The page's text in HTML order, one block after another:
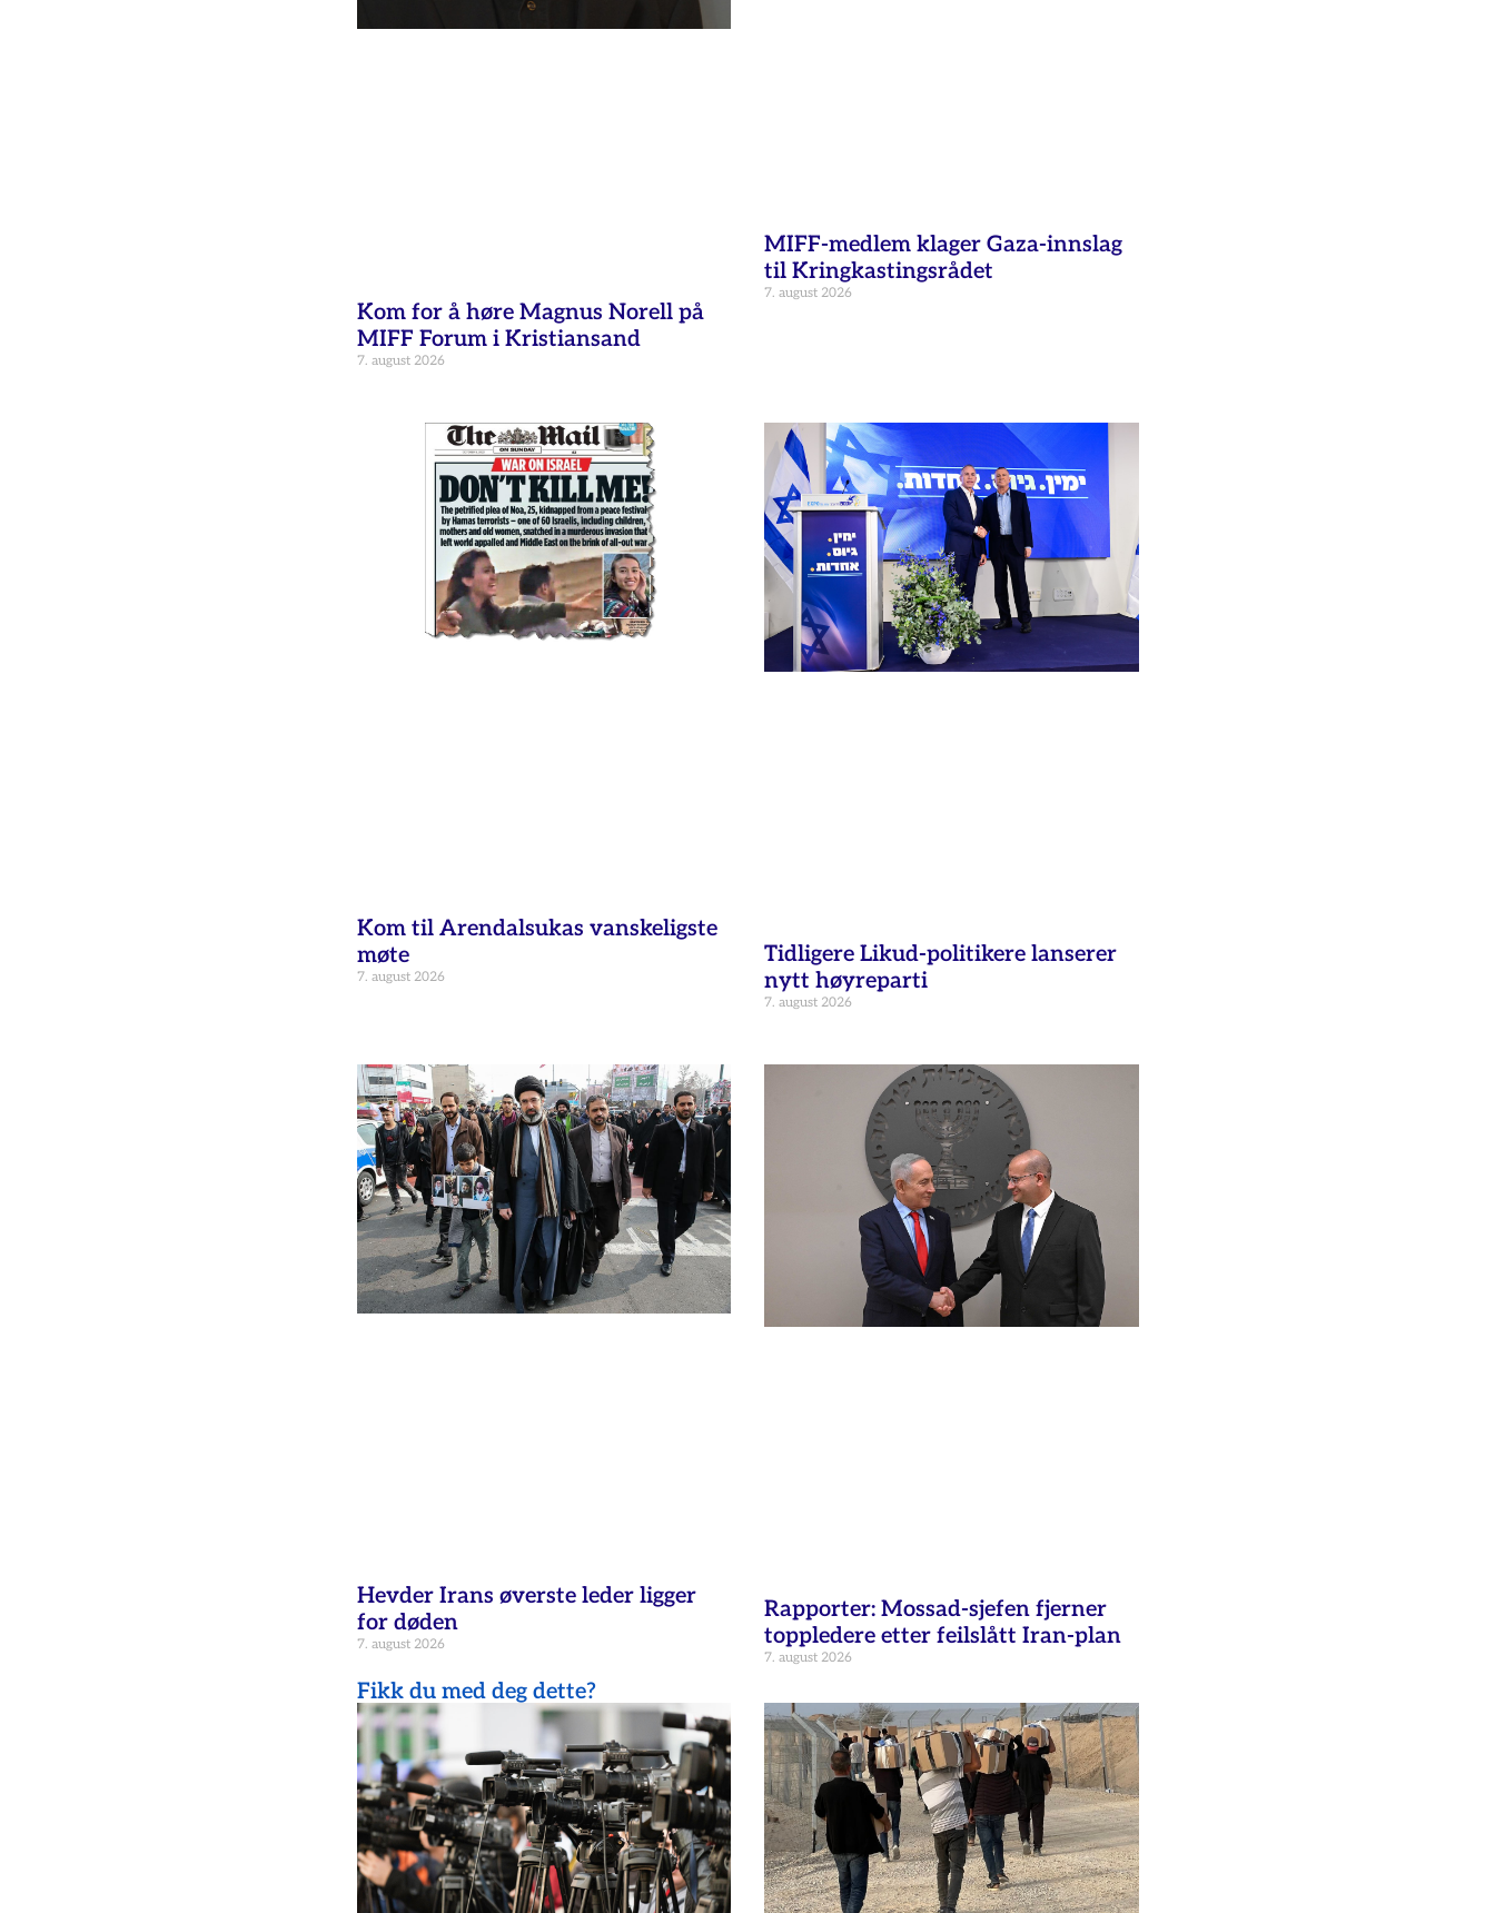
Kom for å høre Magnus Norell på
MIFF Forum i Kristiansand
7. august 2026
MIFF-medlem klager Gaza-innslag
til Kringkastingsrådet
7. august 2026
Kom til Arendalsukas vanskeligste
møte
7. august 2026
Tidligere Likud-politikere lanserer
nytt høyreparti
7. august 2026
Hevder Irans øverste leder ligger
for døden
7. august 2026
Rapporter: Mossad-sjefen fjerner
toppledere etter feilslått Iran-plan
7. august 2026
Fikk du med deg dette?